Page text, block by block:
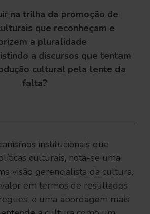
na trilha da promoção de
que reconheçam e
a pluralidade
a discursos que tentam
cultural pela lente da
falta?
institucionais que
culturais, nota-se uma
visão gerencialista da cultura,
em termos de resultados
e uma abordagem mais